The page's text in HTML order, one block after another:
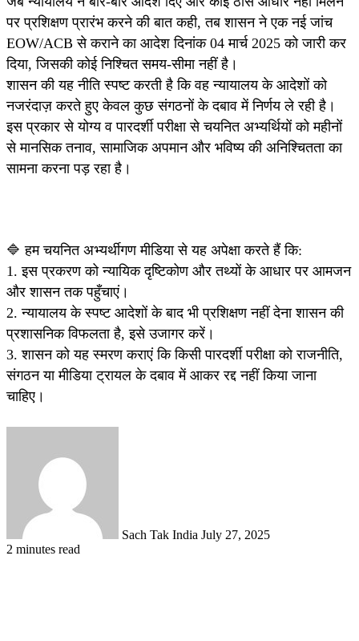
पर प्रशिक्षण प्रारंभ करने की बात कही, तब शासन ने एक नई जांच
EOW/ACB से कराने का आदेश दिनांक 04 मार्च 2025 को जारी कर
दिया, जिसकी कोई निश्चित समय-सीमा नहीं है।
शासन की यह नीति स्पष्ट करती है कि वह न्यायालय के आदेशों को
नजरंदाज़ करते हुए केवल कुछ संगठनों के दबाव में निर्णय ले रही है।
इस प्रकार से योग्य व पारदर्शी परीक्षा से चयनित अभ्यर्थियों को महीनों
से मानसिक तनाव, सामाजिक अपमान और भविष्य की अनिश्चितता का
सामना करना पड़ रहा है।
🔷 हम चयनित अभ्यर्थीगण मीडिया से यह अपेक्षा करते हैं कि:
1. इस प्रकरण को न्यायिक दृष्टिकोण और तथ्यों के आधार पर आमजन
और शासन तक पहुँचाएं।
2. न्यायालय के स्पष्ट आदेशों के बाद भी प्रशिक्षण नहीं देना शासन की
प्रशासनिक विफलता है, इसे उजागर करें।
3. शासन को यह स्मरण कराएं कि किसी पारदर्शी परीक्षा को राजनीति,
संगठन या मीडिया ट्रायल के दबाव में आकर रद्द नहीं किया जाना
चाहिए।
Sach Tak India July 27, 2025
2 minutes read